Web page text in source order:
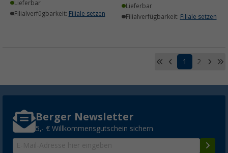
Lieferbar
Filialverfügbarkeit: Filiale setzen
Lieferbar
Filialverfügbarkeit: Filiale setzen
1 2
Berger Newsletter
5,- € Willkommensgutschein sichern